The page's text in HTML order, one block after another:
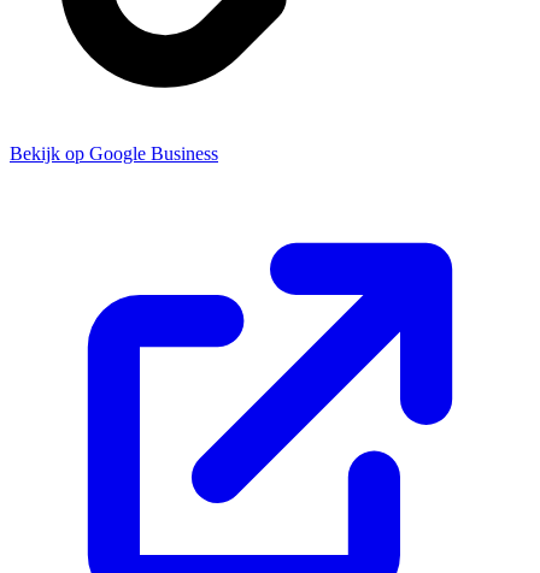
Bekijk op Google Business